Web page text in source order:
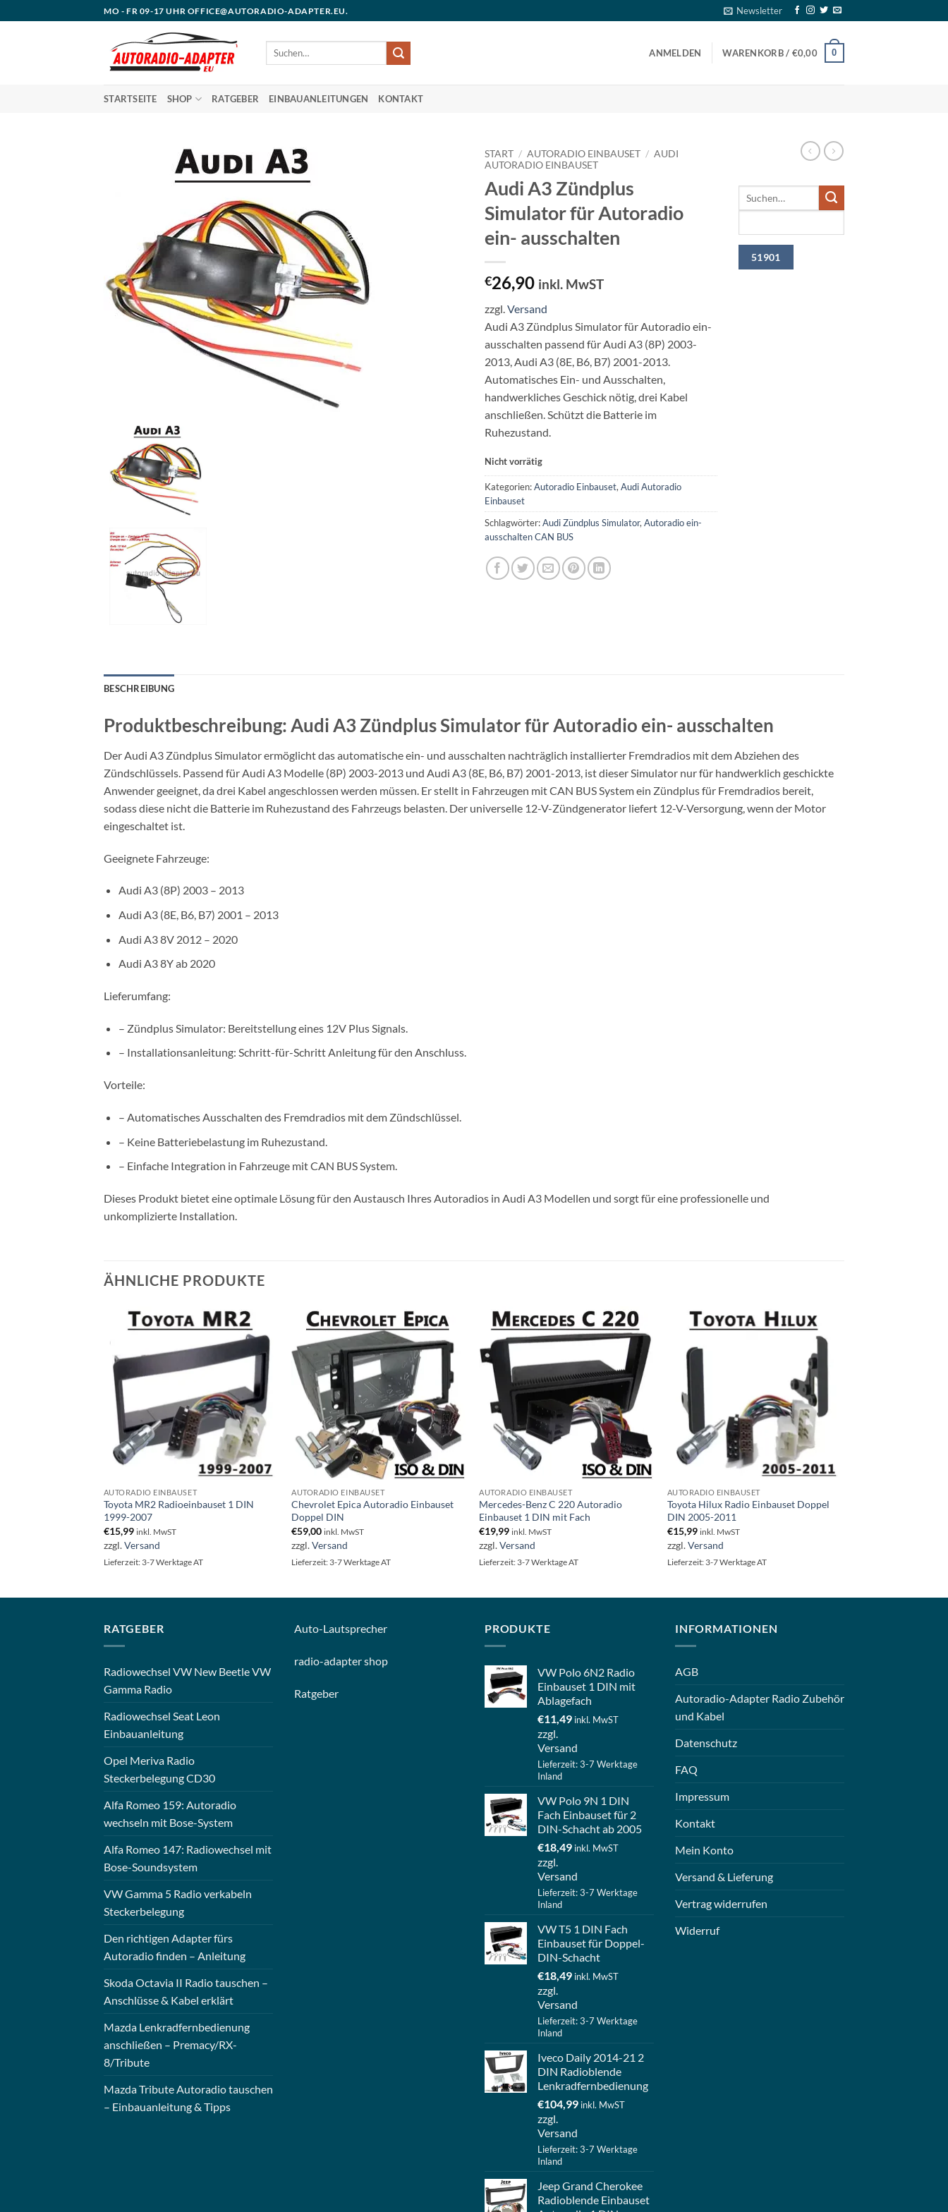
Inhalt
MO - FR 09-17 UHR OFFICE@AUTORADIO-ADAPTER.EU. Newsletter
Suchen
ANMELDEN WARENKORB / €0,00 0
STARTSEITE SHOP RATGEBER EINBAUANLEITUNGEN KONTAKT
START / AUTORADIO EINBAUSET / AUDI
AUTORADIO EINBAUSET
Audi A3 Zündplus
Simulator für Autoradio
ein- ausschalten
€26,90 inkl. MwST
zzgl. Versand
Audi A3 Zündplus Simulator für Autoradio ein-
ausschalten passend für Audi A3 (8P) 2003-
2013, Audi A3 (8E, B6, B7) 2001-2013.
Automatisches Ein- und Ausschalten,
handwerkliches Geschick nötig, drei Kabel
anschließen. Schützt die Batterie im
Ruhezustand.
Nicht vorrätig
Kategorien:Autoradio Einbauset,Audi Autoradio
Einbauset
Schlagwörter:Audi Zündplus Simulator,Autoradio ein-
ausschalten CAN BUS
BESCHREIBUNG
Produktbeschreibung: Audi A3 Zündplus Simulator für Autoradio ein- ausschalten
Der Audi A3 Zündplus Simulator ermöglicht das automatische ein- und ausschalten nachträglich installierter Fremdradios mit dem Abziehen des
Zündschlüssels. Passend für Audi A3 Modelle (8P) 2003-2013 und Audi A3 (8E, B6, B7) 2001-2013, ist dieser Simulator nur für handwerklich geschickte
Anwender geeignet, da drei Kabel angeschlossen werden müssen. Er stellt in Fahrzeugen mit CAN BUS System ein Zündplus für Fremdradios bereit,
sodass diese nicht die Batterie im Ruhezustand des Fahrzeugs belasten. Der universelle 12-V-Zündgenerator liefert 12-V-Versorgung, wenn der Motor
eingeschaltet ist.
Geeignete Fahrzeuge:
Audi A3 (8P) 2003 – 2013
Audi A3 (8E, B6, B7) 2001 – 2013
Audi A3 8V 2012 – 2020
Audi A3 8Y ab 2020
Lieferumfang:
– Zündplus Simulator: Bereitstellung eines 12V Plus Signals.
– Installationsanleitung: Schritt-für-Schritt Anleitung für den Anschluss.
Vorteile:
– Automatisches Ausschalten des Fremdradios mit dem Zündschlüssel.
– Keine Batteriebelastung im Ruhezustand.
– Einfache Integration in Fahrzeuge mit CAN BUS System.
Dieses Produkt bietet eine optimale Lösung für den Austausch Ihres Autoradios in Audi A3 Modellen und sorgt für eine professionelle und
unkomplizierte Installation.
ÄHNLICHE PRODUKTE
AUTORADIO EINBAUSET
Toyota MR2 Radioeinbauset 1 DIN
1999-2007
€15,99 inkl. MwST
zzgl.Versand
Lieferzeit: 3-7 Werktage AT
AUTORADIO EINBAUSET
Chevrolet Epica Autoradio Einbauset
Doppel DIN
€59,00 inkl. MwST
zzgl.Versand
Lieferzeit: 3-7 Werktage AT
AUTORADIO EINBAUSET
Mercedes-Benz C 220 Autoradio
Einbauset 1 DIN mit Fach
€19,99 inkl. MwST
zzgl.Versand
Lieferzeit: 3-7 Werktage AT
AUTORADIO EINBAUSET
Toyota Hilux Radio Einbauset Doppel
DIN 2005-2011
€15,99 inkl. MwST
zzgl.Versand
Lieferzeit: 3-7 Werktage AT
RATGEBER
Radiowechsel VW New Beetle VW
Gamma Radio
Radiowechsel Seat Leon
Einbauanleitung
Opel Meriva Radio
Steckerbelegung CD30
Alfa Romeo 159: Autoradio
wechseln mit Bose-System
Alfa Romeo 147: Radiowechsel mit
Bose-Soundsystem
VW Gamma 5 Radio verkabeln
Steckerbelegung
Den richtigen Adapter fürs
Autoradio finden – Anleitung
Skoda Octavia II Radio tauschen –
Anschlüsse & Kabel erklärt
Mazda Lenkradfernbedienung
anschließen – Premacy/RX-
8/Tribute
Mazda Tribute Autoradio tauschen
– Einbauanleitung & Tipps
Auto-Lautsprecher
radio-adapter shop
Ratgeber
PRODUKTE
VW Polo 6N2 Radio
Einbauset 1 DIN mit
Ablagefach
€11,49 inkl. MwST
zzgl.
Versand
Lieferzeit: 3-7 Werktage
Inland
VW Polo 9N 1 DIN
Fach Einbauset für 2
DIN-Schacht ab 2005
€18,49 inkl. MwST
zzgl.
Versand
Lieferzeit: 3-7 Werktage
Inland
VW T5 1 DIN Fach
Einbauset für Doppel-
DIN-Schacht
€18,49 inkl. MwST
zzgl.
Versand
Lieferzeit: 3-7 Werktage
Inland
Iveco Daily 2014-21 2
DIN Radioblende
Lenkradfernbedienung
€104,99 inkl. MwST
zzgl.
Versand
Lieferzeit: 3-7 Werktage
Inland
Jeep Grand Cherokee
Radioblende Einbauset
INFORMATIONEN
AGB
Autoradio-Adapter Radio Zubehör
und Kabel
Datenschutz
FAQ
Impressum
Kontakt
Mein Konto
Versand & Lieferung
Vertrag widerrufen
Widerruf